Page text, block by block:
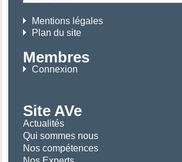
Mentions légales
Plan du site
Membres
Connexion
Site AVe
Actualités
Qui sommes nous
Nos compétences